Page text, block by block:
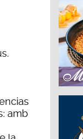
amb